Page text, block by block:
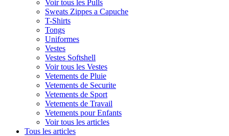
Voir tous les Pulls
Sweats Zippes a Capuche
T-Shirts
Tongs
Uniformes
Vestes
Vestes Softshell
Voir tous les Vestes
Vetements de Pluie
Vetements de Securite
Vetements de Sport
Vetements de Travail
Vetements pour Enfants
Voir tous les articles
Tous les articles